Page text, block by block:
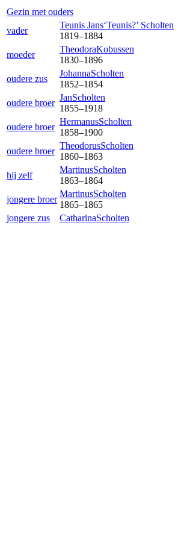
Gezin met ouders
vader
Teunis Jans‘Teunis?’ Scholten
1819–1884
moeder
TheodoraKobussen
1830–1896
oudere zus
JohannaScholten
1852–1854
oudere broer
JanScholten
1855–1918
oudere broer
HermanusScholten
1858–1900
oudere broer
TheodorusScholten
1860–1863
hij zelf
MartinusScholten
1863–1864
jongere broer
MartinusScholten
1865–1865
jongere zus
CatharinaScholten